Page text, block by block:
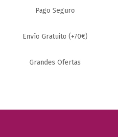
BIDON
PORTAHERRAMIENTAS
Pago Seguro
Envío Gratuito (+70€)
Grandes Ofertas